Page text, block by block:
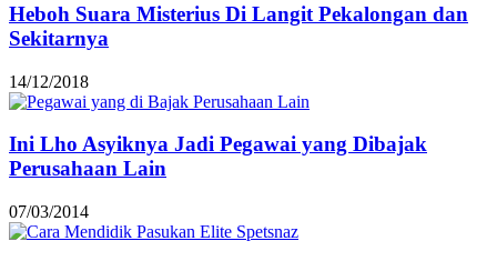
Heboh Suara Misterius Di Langit Pekalongan dan
Sekitarnya
14/12/2018
Ini Lho Asyiknya Jadi Pegawai yang Dibajak
Perusahaan Lain
07/03/2014